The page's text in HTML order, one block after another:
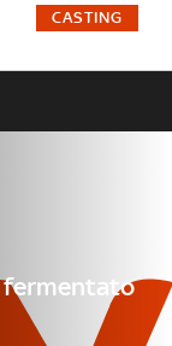
FACTOR
CASTING
fermentato